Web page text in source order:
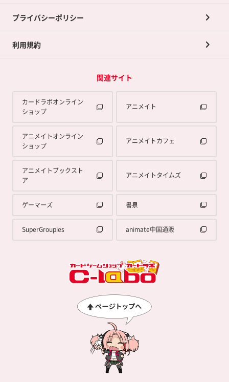
プライバシーポリシー
利用規約
関連サイト
カードラボオンライン
ショップ
アニメイト
アニメイトオンライン
ショップ
アニメイトカフェ
アニメイトブックスト
ア
アニメイトタイムズ
ゲーマーズ 書泉
SuperGroupies animate中国通販